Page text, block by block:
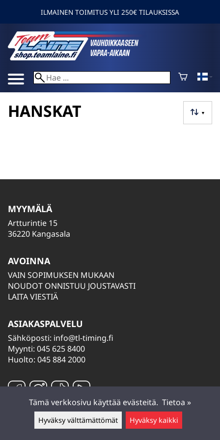
Jätä viesti ▲
ILMAINEN TOIMITUS YLI 250€ TILAUKSISSA
▼
HANSKAT
MYYMÄLÄ
Artturintie 15
36220 Kangasala
AVOINNA
VAIN SOPIMUKSEN MUKAAN
NOUDOT ONNISTUU JOUSTAVASTI
LAITA VIESTIÄ
ASIAKASPALVELU
Sähköposti: info@tl-timing.fi
Myynti: 045 625 8400
Huolto: 045 884 2000
Tämä verkkosivu käyttää evästeitä. Tietoa »
Hyväksy välttämättömät Hyväksy kaikki